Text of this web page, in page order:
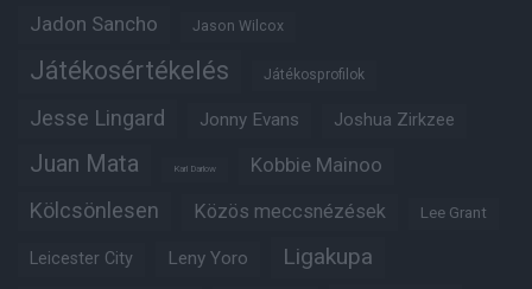
Jadon Sancho Jason Wilcox
Játékosértékelés Játékosprofilok
Jesse Lingard Jonny Evans Joshua Zirkzee
Juan Mata Karl Darlow Kobbie Mainoo
Kölcsönlesen Közös meccsnézések Lee Grant
Leicester City Leny Yoro Ligakupa